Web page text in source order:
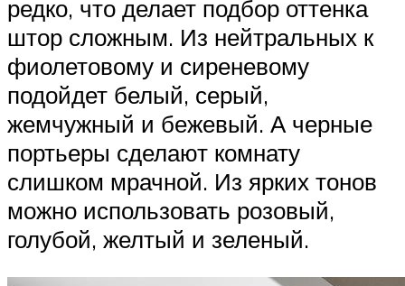
редко, что делает подбор оттенка
штор сложным. Из нейтральных к
фиолетовому и сиреневому
подойдет белый, серый,
жемчужный и бежевый. А черные
портьеры сделают комнату
слишком мрачной. Из ярких тонов
можно использовать розовый,
голубой, желтый и зеленый.